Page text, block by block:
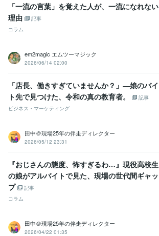
「一流の言葉」を覚えた人が、一流になれない
理由
記事
コラム
em2magic エムツーマジック
2026/06/14 02:00
「店長、働きすぎていませんか？」―娘のバイ
ト先で見つけた、令和の真の教育者。
記事
ビジネス・マーケティング
田中＠現場25年の伴走ディレクター
2026/05/12 23:31
『おじさんの態度、怖すぎるわ…』現役高校生
の娘がアルバイトで見た、現場の世代間ギャッ
プ
記事
コラム
田中＠現場25年の伴走ディレクター
2026/04/22 01:35